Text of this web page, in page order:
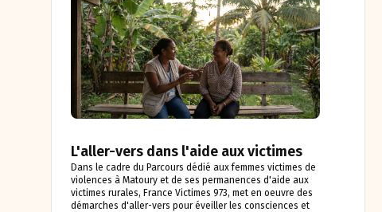
L'aller-vers dans l'aide aux victimes
Dans le cadre du Parcours dédié aux femmes victimes de
violences à Matoury et de ses permanences d'aide aux
victimes rurales, France Victimes 973, met en oeuvre des
démarches d'aller-vers pour éveiller les consciences et